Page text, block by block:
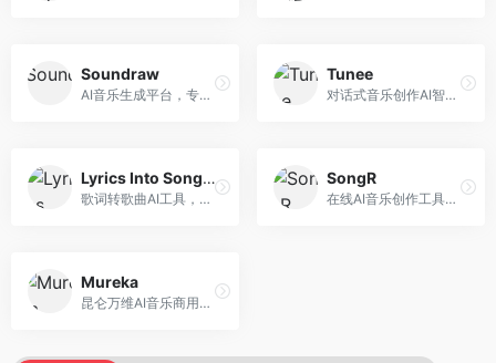
Soundraw
AI音乐生成平台，专注于免版税音乐创作。面向视频创作者和内容制作者，提供背景音乐生成、音乐定制等服务，音乐版权清晰，适合视频配乐场景。
Tunee
对话式音乐创作AI智能体，支持自然语言交互创作。面向音乐爱好者，通过对话方式完成音乐创作，交互体验友好，创作过程直观。
Lyrics Into Song AI
歌词转歌曲AI工具，支持将歌词转化为完整歌曲。面向歌词创作者和音乐爱好者，提供歌词谱曲、编曲制作等服务，歌词音乐化效率高。
SongR
在线AI音乐创作工具，支持歌词与旋律一体化生成。面向内容创作者和音乐爱好者，提供歌词创作、旋律生成、音乐制作等服务，操作简便，创作速度快。
Mureka
昆仑万维AI音乐商用创作平台，专注于商业音乐授权。面向企业和商业用户，提供版权音乐生成、商用授权等服务，音乐版权清晰，商业应用安全。